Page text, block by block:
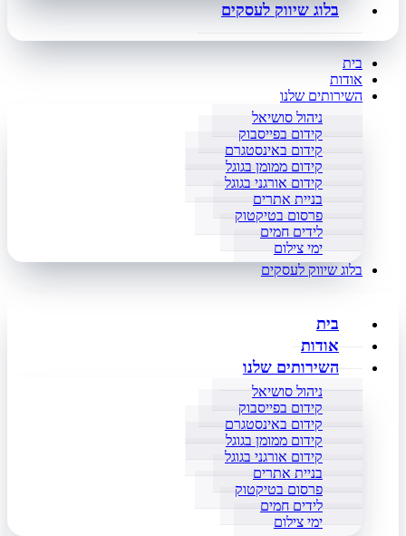
בלוג שיווק לעסקים
בית
אודות
השירותים שלנו
ניהול סושיאל
קידום בפייסבוק
קידום באינסטגרם
קידום ממומן בגוגל
קידום אורגני בגוגל
בניית אתרים
פרסום בטיקטוק
לידים חמים
ימי צילום
בלוג שיווק לעסקים
בית
אודות
השירותים שלנו
ניהול סושיאל
קידום בפייסבוק
קידום באינסטגרם
קידום ממומן בגוגל
קידום אורגני בגוגל
בניית אתרים
פרסום בטיקטוק
לידים חמים
ימי צילום